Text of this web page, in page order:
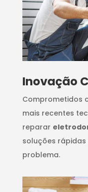
Inovação
Comprometidos
mais recentes
reparar
soluções
problema.